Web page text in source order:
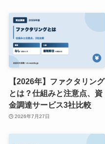
【2026年】ファクタリング
とは？仕組みと注意点、資
金調達サービス3社比較
2026年7月27日